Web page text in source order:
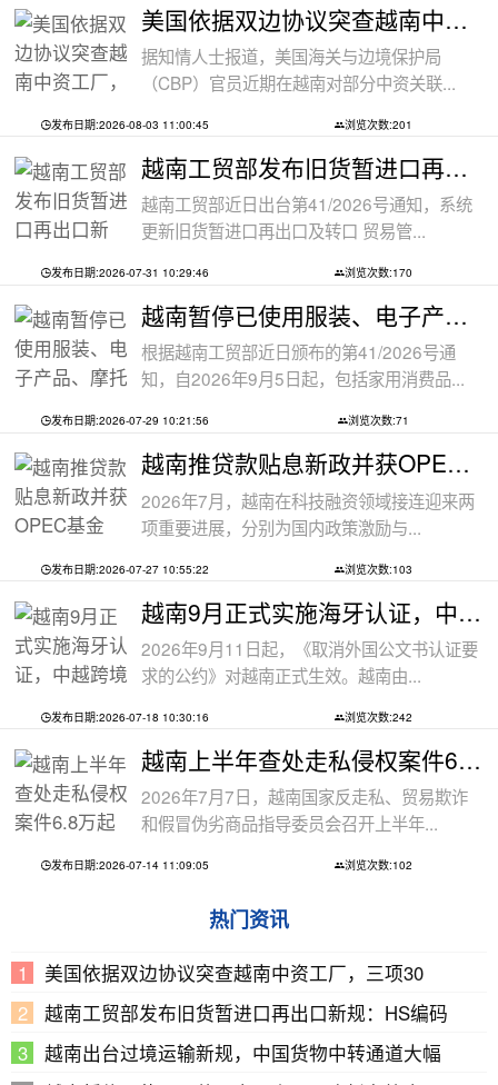
美国依据双边协议突查越南中资工厂，三
据知情人士报道，美国海关与边境保护局
（CBP）官员近期在越南对部分中资关联...
发布日期:2026-08-03 11:00:45 浏览次数:201
越南工贸部发布旧货暂进口再出口新规：
越南工贸部近日出台第41/2026号通知，系统
更新旧货暂进口再出口及转口 贸易管...
发布日期:2026-07-31 10:29:46 浏览次数:170
越南暂停已使用服装、电子产品、摩托车
根据越南工贸部近日颁布的第41/2026号通
知，自2026年9月5日起，包括家用消费品...
发布日期:2026-07-29 10:21:56 浏览次数:71
越南推贷款贴息新政并获OPEC基金5000万美
2026年7月，越南在科技融资领域接连迎来两
项重要进展，分别为国内政策激励与...
发布日期:2026-07-27 10:55:22 浏览次数:103
越南9月正式实施海牙认证，中越跨境文件
2026年9月11日起，《取消外国公文书认证要
求的公约》对越南正式生效。越南由...
发布日期:2026-07-18 10:30:16 浏览次数:242
越南上半年查处走私侵权案件6.8万起
2026年7月7日，越南国家反走私、贸易欺诈
和假冒伪劣商品指导委员会召开上半年...
发布日期:2026-07-14 11:09:05 浏览次数:102
热门资讯
美国依据双边协议突查越南中资工厂，三项30
越南工贸部发布旧货暂进口再出口新规：HS编码
越南出台过境运输新规，中国货物中转通道大幅